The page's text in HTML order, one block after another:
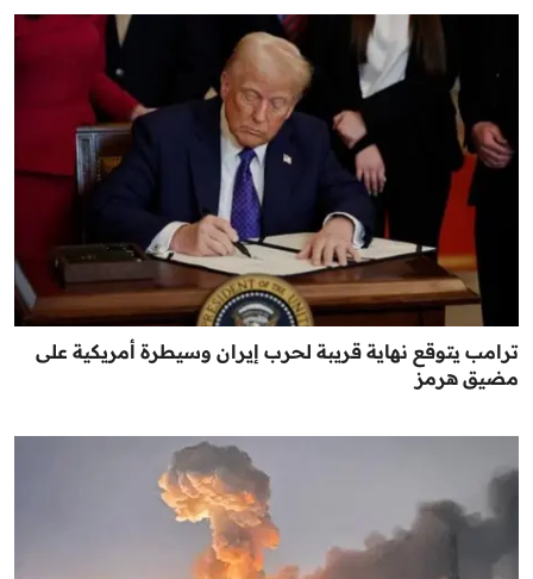
ترامب يتوقع نهاية قريبة لحرب إيران وسيطرة أمريكية على
مضيق هرمز